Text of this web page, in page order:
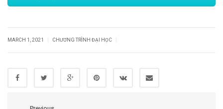
MARCH 1, 2021 CHƯƠNG TRÌNH ĐẠI HỌC